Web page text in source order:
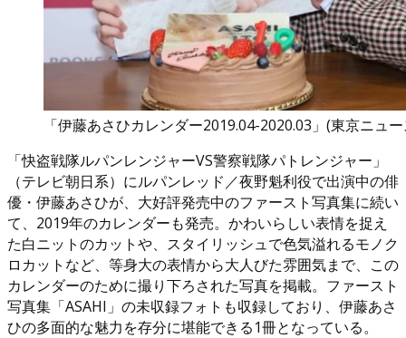
「伊藤あさひカレンダー2019.04-2020.03」(東京ニュ
「快盗戦隊ルパンレンジャーVS警察戦隊パトレンジャー」
（テレビ朝日系）にルパンレッド／夜野魁利役で出演中の俳
優・伊藤あさひが、大好評発売中のファースト写真集に続い
て、2019年のカレンダーも発売。かわいらしい表情を捉え
た白ニットのカットや、スタイリッシュで色気溢れるモノク
ロカットなど、等身大の表情から大人びた雰囲気まで、この
カレンダーのために撮り下ろされた写真を掲載。ファースト
写真集「ASAHI」の未収録フォトも収録しており、伊藤あさ
ひの多面的な魅力を存分に堪能できる1冊となっている。